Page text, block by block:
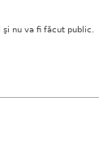
nu va fi făcut public.